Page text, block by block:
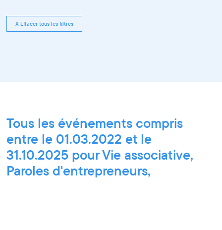
X Effacer tous les filtres
Tous les événements compris
entre le 01.03.2022 et le
31.10.2025 pour Vie associative,
Paroles d'entrepreneurs,